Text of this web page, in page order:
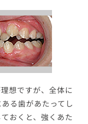
想ですが、全体に
る歯があたってし
おくと、強くあた